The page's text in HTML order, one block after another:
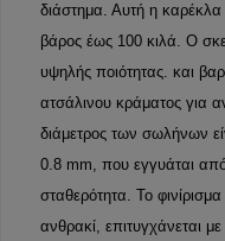
διάστημα. Αυτή η καρέκλα
βάρος έως 100 κιλά. Ο
υψηλής ποιότητας. και
ατσάλινου κράματος για
διάμετρος των σωλήνων
0.8 mm, που εγγυάται
σταθερότητα. Το
ανθρακί, επιτυγχάνεται